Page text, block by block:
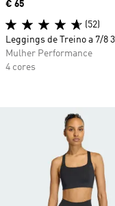
Price
€ 65
(52)
Leggings de Treino a 7/8
Mulher Performance
4 cores